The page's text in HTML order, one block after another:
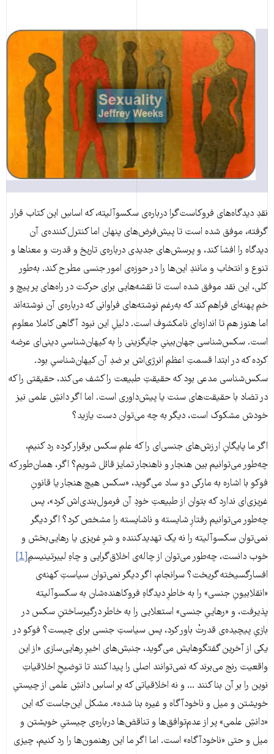
نقدِ دیدگاه‌های فروکاست‌گرا درباره‌ی سکسوآلیته، که اساسِ این کتاب قرار
گرفته، موفق شده است تا پیش‌فرض‌های پنهان اما کنترل‌کننده‌ی آن
دیدگاه را افشا کند، و پرسش‌های جدیدی درباره‌ی تاریخ و قدرت و معناها و
تنوع و انتخاب و مانندِ این‌ها را در حوزه‌ی امور جنسی مطرح کند. به‌طور
کلی، این نقد موفق شده است تا نقشه‌هایی برای حرکت در راه‌های پر پیچ و
خمِ پهنه‌ای فراهم کند که به‌رغم نوشته‌های فراوانی که درباره‌ی آن نوشته‌اند
اما هنوز هم تا اندازه‌ای نامکشوف است. دلیلِ این نبود آگاهی کاملا معلوم
است. سکس‌شناسی جهان‌بینیِ جایگزینی را به کیهان‌شناسیِ دینی‌ای عرضه
کرده که در ابتدا قسمتِ اعظمِ انرژی‌اش بر ضدِ آن کیهان‌شناسیِ بود.
سکس‌شناسی مدعی بود که حقیقتِ طبیعت را کشف می‌کند، حقیقتی را که
در تضاد با حقیقت‌های سنت یا پیش‌داوری است. اما اگر دانشِ علمی نیز
خودش مشکوک است، دیگر به چه می‌توان دست یازید؟
اگر ما پایگانِ ارزش‌های جنسی‌ای را که علمِ سکس برقرار کرده رد کنیم،
چه‌طور می‌توانیم بین هنجار و ناهنجار تمایز قائل شویم؟ اگر، همان‌طور که
فوکو با اشاره به مارکی دو ساد می‌گوید، «سکس هیچ هنجار یا قانونِ
غریزی‌ای ندارد که بتوان از طبیعتِ خودِ آن فرمول‌بندی‌اش کرد»، پس
چه‌طور می‌توانیم رفتارِ شایسته و ناشایسته را مشخص کرد؟ اگر دیگر
نمی‌توان سکسوآلیته را نه یک تهدیدکننده و شرِ غریزی یا رهایی‌بخش و
خوب دانست، چه‌طور می‌توان از چاله‌ی اخلاق‌گرایی و چاهِ لیبرتینیسمِ[1]
افسارگسیخته گریخت؟ سرانجام، اگر دیگر نمی‌توان سیاستِ کهنه‌ی
«انقلابیونِ جنسی» را به خاطرِ دیدگاهِ فروکاهنده‌شان به سکسوآلیته
پذیرفت، و «رهاییِ جنسی» استعلایی را به خاطر درگیرساختنِ سکس در
بازیِ پیچیده‌ی قدرتْ باور کرد، پس سیاستِ جنسی برای چیست؟ فوکو در
یکی از آخرین گفتگوهایش می‌گوید، جنبش‌های اخیرِ رهایی‌سازی «از این
واقعیت رنج می‌برند که نمی‌توانند اصلی را پیدا کنند تا توضیحِ اخلاقیاتِ
نوین را بر آن بنا کنند ... و نه اخلاقیاتی که بر اساسِ دانشِ علمی از چیستیِ
خویشتن و میل و ناخودآگاه و غیره بنا شده». مشکل این‌جاست که این
«دانشِ علمی» پر از عدم‌توافق‌ها و تناقض‌ها درباره‌ی چیستیِ خویشتن و
میل و حتی «ناخودآگاه» است. اما اگر ما این رهنمون‌ها را رد کنیم، چیزی